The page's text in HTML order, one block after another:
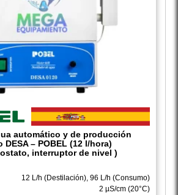
automático y de producción
– POBEL (12 l/hora)
interruptor de nivel )
12 L/h (Destilación), 96 L/h (Consumo)
2 µS/cm (20°C)